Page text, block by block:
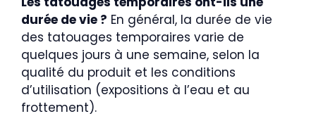
durée de vie ? En général, la durée de vie
des tatouages temporaires varie de
quelques jours à une semaine, selon la
qualité du produit et les conditions
d’utilisation (expositions à l’eau et au
frottement).